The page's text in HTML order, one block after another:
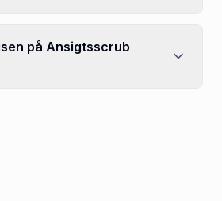
på Ansigtsscrub